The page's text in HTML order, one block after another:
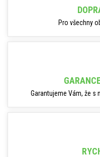
Pro všechny
Garantujeme Vám, že s